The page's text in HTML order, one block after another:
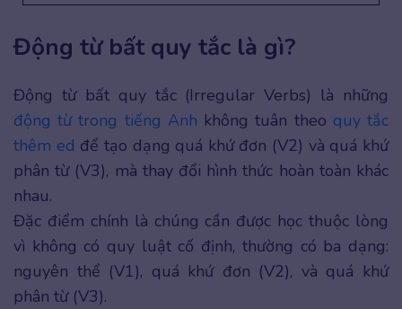
Động từ bất quy tắc là gì?
Động từ bất quy tắc (Irregular Verbs) là những
động từ trong tiếng Anh không tuân theo quy tắc
thêm ed để tạo dạng quá khứ đơn (V2) và quá khứ
phân từ (V3), mà thay đổi hình thức hoàn toàn khác
nhau.
Đặc điểm chính là chúng cần được học thuộc lòng
vì không có quy luật cố định, thường có ba dạng:
nguyên thể (V1), quá khứ đơn (V2), và quá khứ
phân từ (V3).